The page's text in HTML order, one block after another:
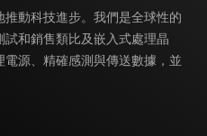
動科技進步。我們是全球性的
和銷售類比及嵌入式處理晶
源、精確感測與傳送數據，並